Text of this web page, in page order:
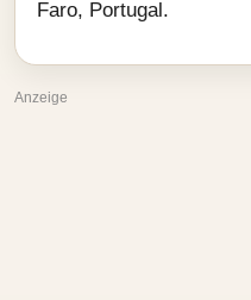
Faro, Portugal.
Anzeige